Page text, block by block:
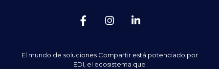
El mundo de soluciones Compartir está potenciado por
EDI, el ecosistema que